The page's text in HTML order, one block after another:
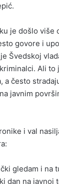
je došlo
govore i
Švedskoj
Ali
a često
javnim
i val
gledam i na
dan na